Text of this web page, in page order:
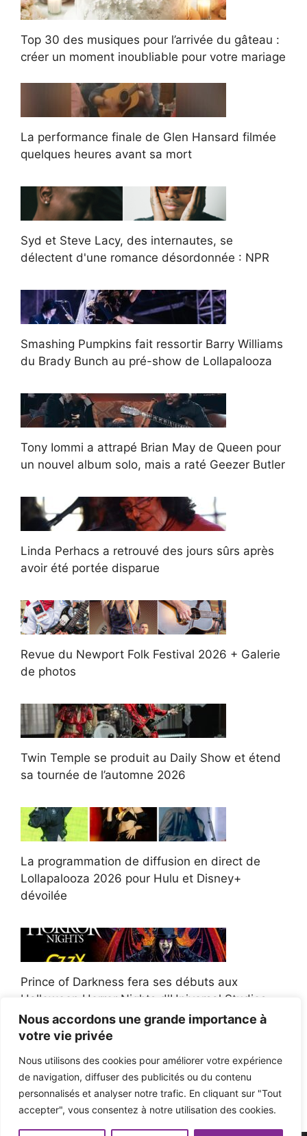
Nous accordons une grande importance à
votre vie privée
Nous utilisons des cookies pour améliorer votre expérience
de navigation, diffuser des publicités ou du contenu
personnalisés et analyser notre trafic. En cliquant sur "Tout
accepter", vous consentez à notre utilisation des cookies.
Top 30 des musiques pour l’arrivée du gâteau :
créer un moment inoubliable pour votre mariage
La performance finale de Glen Hansard filmée
quelques heures avant sa mort
Syd et Steve Lacy, des internautes, se
délectent d'une romance désordonnée : NPR
Smashing Pumpkins fait ressortir Barry Williams
du Brady Bunch au pré-show de Lollapalooza
Tony Iommi a attrapé Brian May de Queen pour
un nouvel album solo, mais a raté Geezer Butler
Linda Perhacs a retrouvé des jours sûrs après
avoir été portée disparue
Revue du Newport Folk Festival 2026 + Galerie
de photos
Twin Temple se produit au Daily Show et étend
sa tournée de l’automne 2026
La programmation de diffusion en direct de
Lollapalooza 2026 pour Hulu et Disney+
dévoilée
Prince of Darkness fera ses débuts aux
Halloween Horror Nights d'Universal Studios
Afroman poursuit un policier de l'Ohio après la
victoire du jury en diffamation